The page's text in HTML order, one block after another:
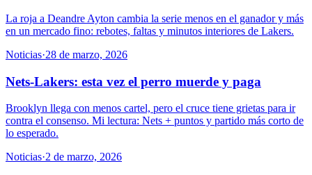
La roja a Deandre Ayton cambia la serie menos en el ganador y más
en un mercado fino: rebotes, faltas y minutos interiores de Lakers.
Noticias·28 de marzo, 2026
Nets-Lakers: esta vez el perro muerde y paga
Brooklyn llega con menos cartel, pero el cruce tiene grietas para ir
contra el consenso. Mi lectura: Nets + puntos y partido más corto de
lo esperado.
Noticias·2 de marzo, 2026